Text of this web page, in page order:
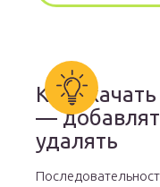
Как
—
удалять